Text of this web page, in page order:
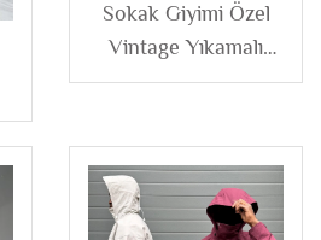
Sokak Giyimi Özel
Vintage Yıkamalı
Tümü Baskılı Yapay
Şort Jortlar Erkek